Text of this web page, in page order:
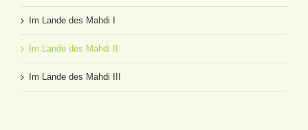
Im Lande des Mahdi I
Im Lande des Mahdi II
Im Lande des Mahdi III